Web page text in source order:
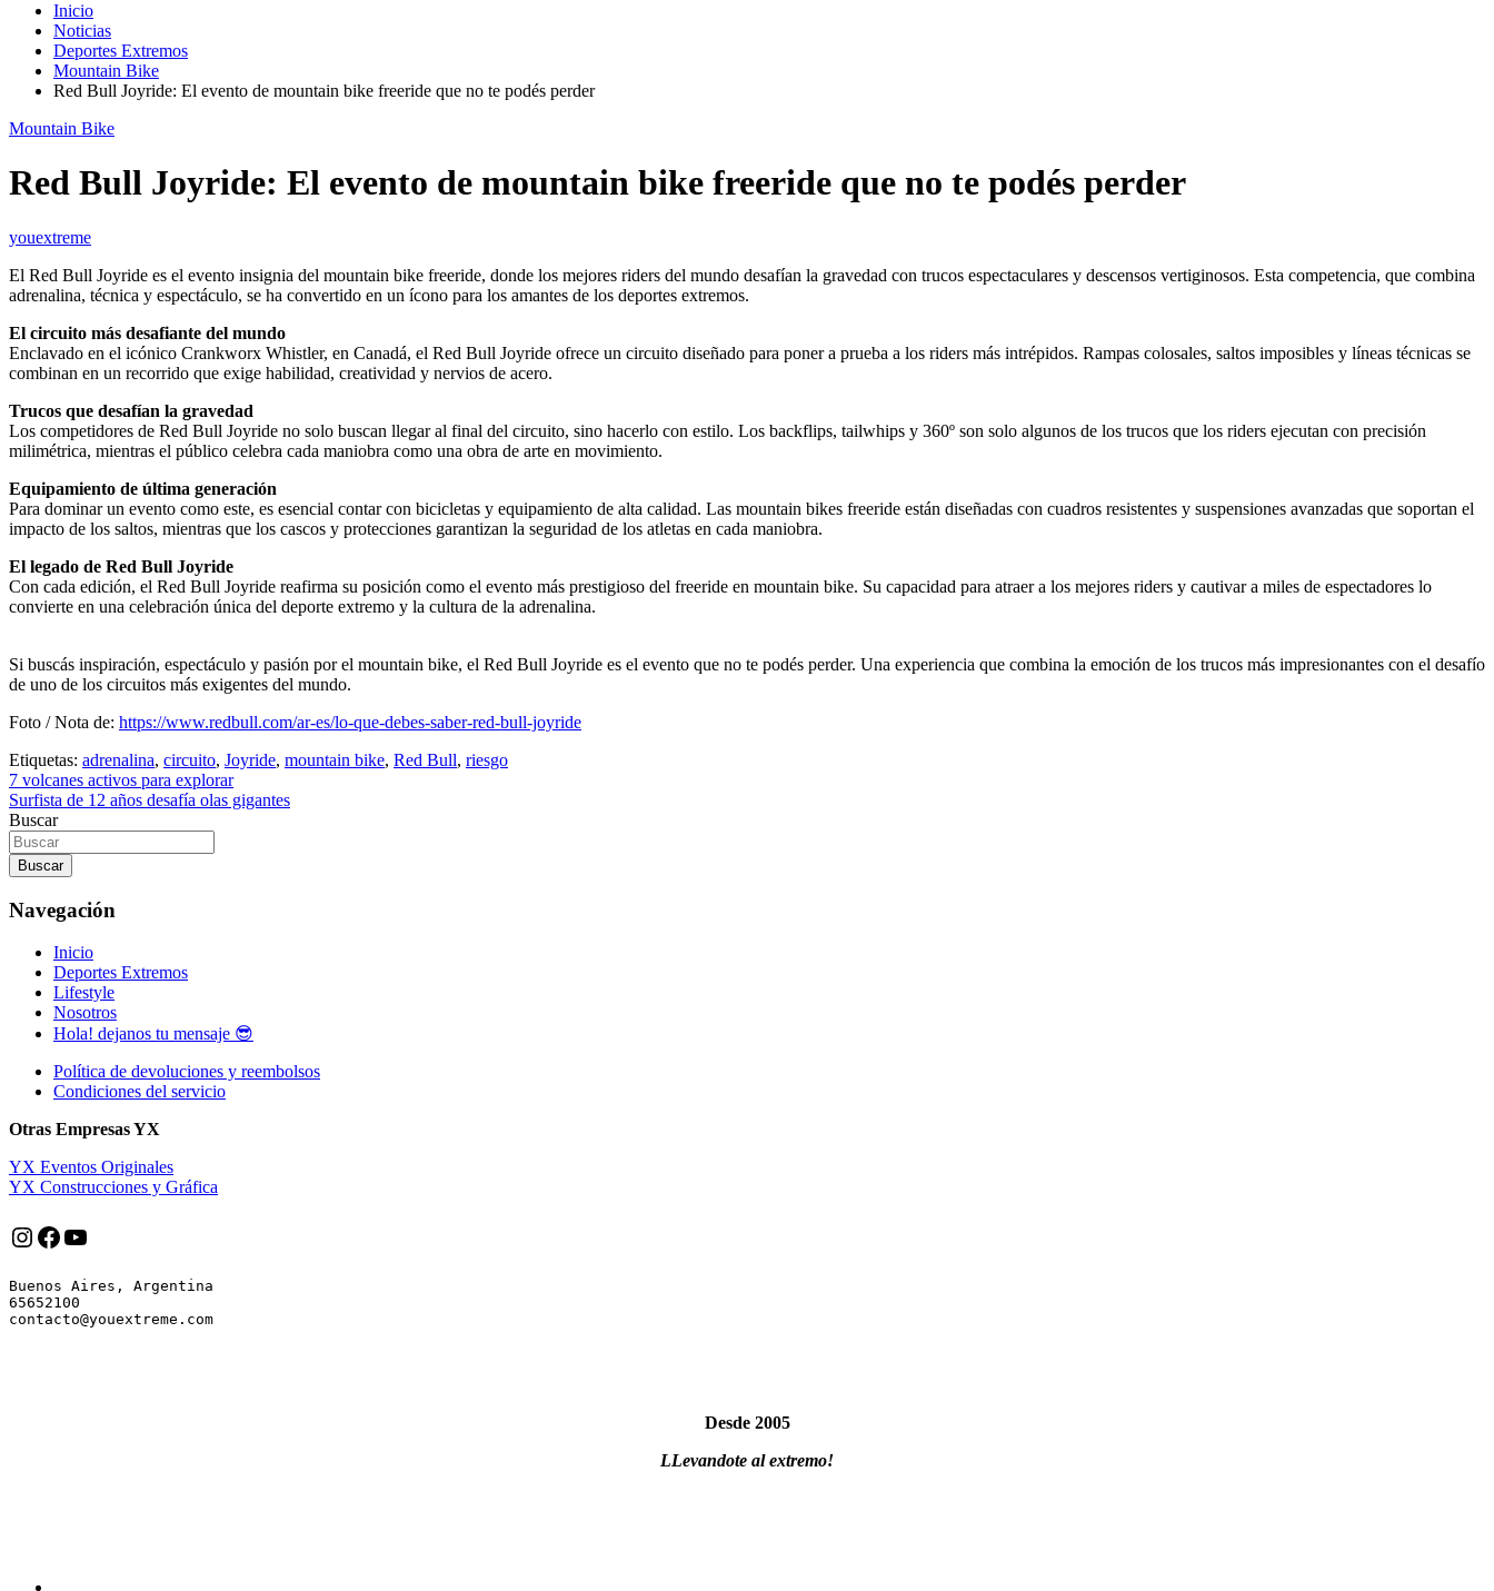
Inicio
Noticias
Deportes Extremos
Mountain Bike
Red Bull Joyride: El evento de mountain bike freeride que no te podés perder
Mountain Bike
Red Bull Joyride: El evento de mountain bike freeride que no te podés perder
youextreme
El Red Bull Joyride es el evento insignia del mountain bike freeride, donde los mejores riders del mundo desafían la gravedad con trucos espectaculares y descensos vertiginosos. Esta competencia, que combina
adrenalina, técnica y espectáculo, se ha convertido en un ícono para los amantes de los deportes extremos.
El circuito más desafiante del mundo
Enclavado en el icónico Crankworx Whistler, en Canadá, el Red Bull Joyride ofrece un circuito diseñado para poner a prueba a los riders más intrépidos. Rampas colosales, saltos imposibles y líneas técnicas se
combinan en un recorrido que exige habilidad, creatividad y nervios de acero.
Trucos que desafían la gravedad
Los competidores de Red Bull Joyride no solo buscan llegar al final del circuito, sino hacerlo con estilo. Los backflips, tailwhips y 360º son solo algunos de los trucos que los riders ejecutan con precisión
milimétrica, mientras el público celebra cada maniobra como una obra de arte en movimiento.
Equipamiento de última generación
Para dominar un evento como este, es esencial contar con bicicletas y equipamiento de alta calidad. Las mountain bikes freeride están diseñadas con cuadros resistentes y suspensiones avanzadas que soportan el
impacto de los saltos, mientras que los cascos y protecciones garantizan la seguridad de los atletas en cada maniobra.
El legado de Red Bull Joyride
Con cada edición, el Red Bull Joyride reafirma su posición como el evento más prestigioso del freeride en mountain bike. Su capacidad para atraer a los mejores riders y cautivar a miles de espectadores lo
convierte en una celebración única del deporte extremo y la cultura de la adrenalina.
Si buscás inspiración, espectáculo y pasión por el mountain bike, el Red Bull Joyride es el evento que no te podés perder. Una experiencia que combina la emoción de los trucos más impresionantes con el desafío
de uno de los circuitos más exigentes del mundo.
Foto / Nota de: https://www.redbull.com/ar-es/lo-que-debes-saber-red-bull-joyride
Etiquetas: adrenalina, circuito, Joyride, mountain bike, Red Bull, riesgo
Navegación
de
entradas
7 volcanes activos para explorar
Surfista de 12 años desafía olas gigantes
Buscar
Buscar
Navegación
Inicio
Deportes Extremos
Lifestyle
Nosotros
Hola! dejanos tu mensaje 😎
Política de devoluciones y reembolsos
Condiciones del servicio
Otras Empresas YX
YX Eventos Originales
YX Construcciones y Gráfica
Instagram
Facebook
YouTube
Buenos Aires, Argentina
65652100
Desde 2005
LLevandote al extremo!